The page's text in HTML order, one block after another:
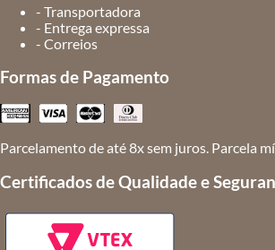
- Transportadora
- Entrega expressa
- Correios
Formas de Pagamento
Parcelamento de até 8x sem juros. Parcela
Certificados de Qualidade e